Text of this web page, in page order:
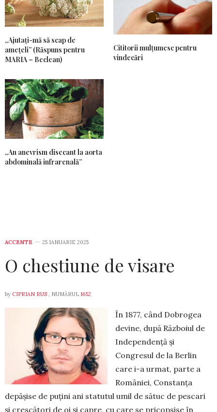
„Ajutați-mă să scap de
amețeli” (Răspuns pentru
MARIA – Beclean)
Cititorii mulțumesc pentru
vindecări
„An anevrism disecant la aorta
abdominală infrarenală”
ACCENTE 25 IANUARIE 2025
O chestiune de visare
by CIPRIAN RUS , NUMĂRUL 1652
În 1877, când Dobrogea
devine, după Războiul de
Independență și
Congresul de la Berlin
care i-a urmat, parte a
României, Constanța
depășise de puțini ani statutul umil de sătuc de pescari
și crescători de oi și capre, cu care se pricopsise în